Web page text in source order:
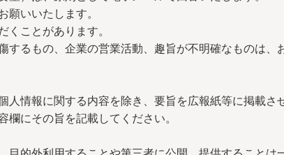
願いいたします。
くことがあります。
するもの、企業の営業活動、趣旨が不明確なものは、
人情報に関する内容を除き、要旨を広報紙等に掲載さ
欄にその旨を記載してください。